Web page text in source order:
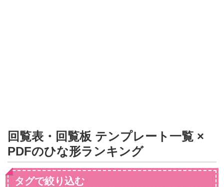
回覧表・回覧板 テンプレート一覧 ×
PDFのひな形ランキング
タグで絞り込む